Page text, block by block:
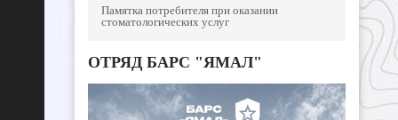
Памятка потребителя при оказании
стоматологических услуг
ОТРЯД БАРС "ЯМАЛ"